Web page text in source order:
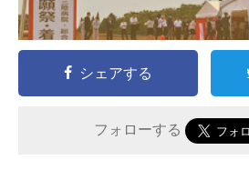
シェアする
フォローする